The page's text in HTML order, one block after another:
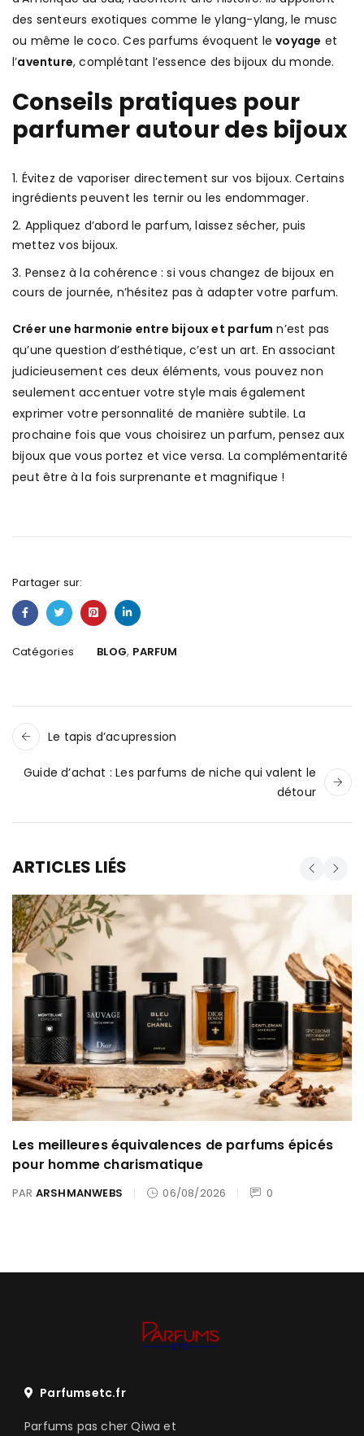
des senteurs exotiques comme le ylang-ylang, le musc
ou même le coco. Ces parfums évoquent levoyage et
l’aventure, complétant l’essence des bijoux du monde.
Conseils pratiques pour
parfumer autour des bijoux
Évitez de vaporiser directement sur vos bijoux. Certains
ingrédients peuvent les ternir ou les endommager.
Appliquez d’abord le parfum, laissez sécher, puis
mettez vos bijoux.
Pensez à la cohérence : si vous changez de bijoux en
cours de journée, n’hésitez pas à adapter votre parfum.
Créer une harmonie entre bijoux et parfum n’est pas
qu’une question d’esthétique, c’est un art. En associant
judicieusement ces deux éléments, vous pouvez non
seulement accentuer votre style mais également
exprimer votre personnalité de manière subtile. La
prochaine fois que vous choisirez un parfum, pensez aux
bijoux que vous portez et vice versa. La complémentarité
peut être à la fois surprenante et magnifique !
Partager sur:
Catégories BLOG, PARFUM
Le tapis d’acupression
Guide d’achat : Les parfums de niche qui valent le
détour
ARTICLES LIÉS
Les meilleures équivalences de parfums épicés
pour homme charismatique
PAR ARSHMANWEBS 06/08/2026 0
Parfumsetc.fr
Parfums pas cher Qiwa et